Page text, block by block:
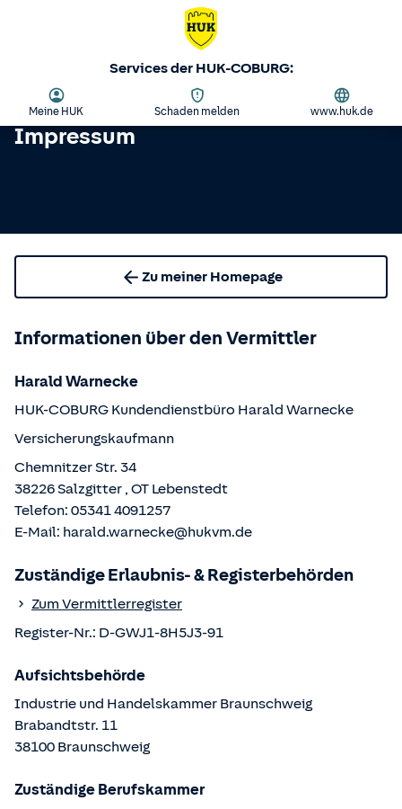
Services der HUK-COBURG:
Meine HUK Schaden melden www.huk.de
Impressum
Zu meiner Homepage
Informationen über den Vermittler
Harald Warnecke
HUK-COBURG Kundendienstbüro Harald Warnecke
Versicherungskaufmann
Chemnitzer Str. 34
38226Salzgitter , OT Lebenstedt
Telefon: 05341 4091257
E-Mail: harald.warnecke@hukvm.de
Zuständige Erlaubnis- & Registerbehörden
Zum Vermittlerregister
Register-Nr.: D-GWJ1-8H5J3-91
Aufsichtsbehörde
Industrie und Handelskammer Braunschweig
Brabandtstr. 11
38100 Braunschweig
Zuständige Berufskammer